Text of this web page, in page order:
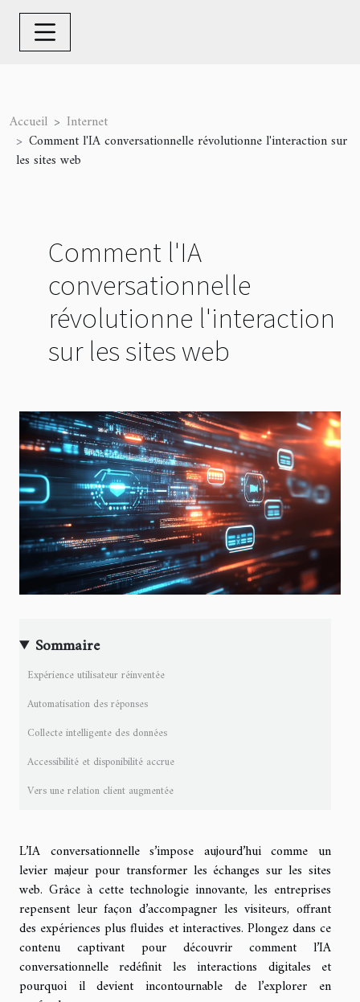
Accueil
Internet
Comment l'IA conversationnelle révolutionne l'interaction sur
les sites web
Comment l'IA
conversationnelle
révolutionne l'interaction
sur les sites web
Sommaire
Expérience utilisateur réinventée
Automatisation des réponses
Collecte intelligente des données
Accessibilité et disponibilité accrue
Vers une relation client augmentée
L’IA conversationnelle s’impose aujourd’hui comme un
levier majeur pour transformer les échanges sur les sites
web. Grâce à cette technologie innovante, les entreprises
repensent leur façon d’accompagner les visiteurs, offrant
des expériences plus fluides et interactives. Plongez dans ce
contenu captivant pour découvrir comment l’IA
conversationnelle redéfinit les interactions digitales et
pourquoi il devient incontournable de l’explorer en